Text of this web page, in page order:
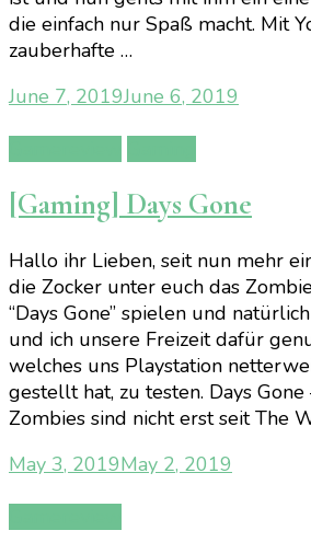
die einfach nur Spaß macht. Mit
zauberhafte …
June 7, 2019June 6, 2019
[Gaming] Days Gone
Hallo ihr Lieben, seit nun mehr
die Zocker unter euch das
“Days Gone” spielen und
und ich unsere Freizeit dafür
welches uns Playstation
gestellt hat, zu testen. Days Gone
Zombies sind nicht erst seit The
May 3, 2019May 2, 2019